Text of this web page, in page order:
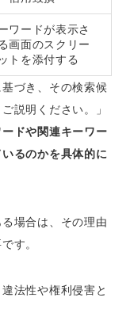
ワードが表示さ
画面のスクリー
トを添付する
づき、その検索候
説明ください。」
ドや関連キーワー
るのかを具体的に
場合は、その理由
す。
法性や権利侵害と